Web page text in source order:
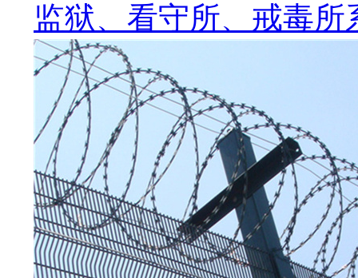
监狱、看守所、戒毒